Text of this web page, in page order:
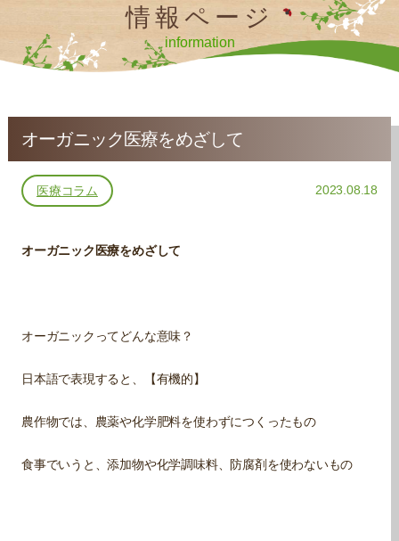
情報ページ
information
オーガニック医療をめざして
医療コラム 2023.08.18
オーガニック医療をめざして
オーガニックってどんな意味？
日本語で表現すると、【有機的】
農作物では、農薬や化学肥料を使わずにつくったもの
食事でいうと、添加物や化学調味料、防腐剤を使わないもの